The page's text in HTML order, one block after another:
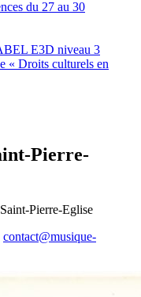
du 27 au 30
E3D niveau 3
« Droits culturels en
Pierre-
Pierre-Eglise
contact@musique-